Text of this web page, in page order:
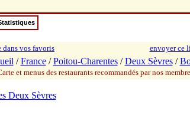
vos favoris envoyer ce
/France/Poitou-Charentes/Deux Sèvres/
et menus des restaurants recommandés par nos
Deux Sèvres